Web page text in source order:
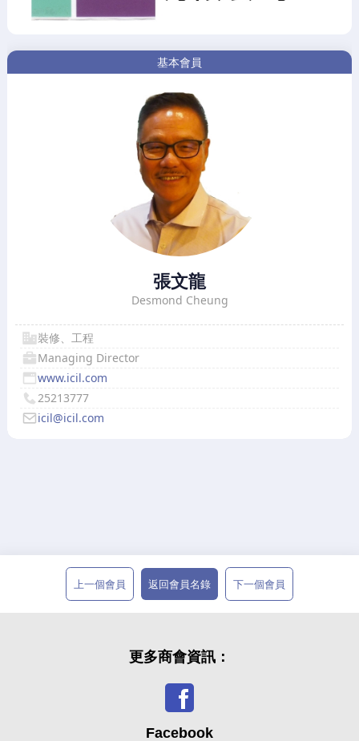
基本會員
張文龍
Desmond Cheung
裝修、工程
Managing Director
www.icil.com
25213777
icil@icil.com
上一個會員 返回會員名錄 下一個會員
更多商會資訊：
Facebook